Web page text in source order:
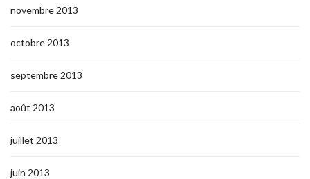
novembre 2013
octobre 2013
septembre 2013
août 2013
juillet 2013
juin 2013